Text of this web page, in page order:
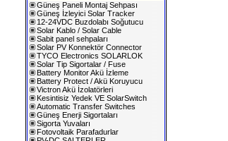
Güneş Paneli Montaj Sehpası
Güneş İzleyici Solar Tracker
12-24VDC Buzdolabı Soğutucu
Solar Kablo / Solar Cable
Sabit panel sehpaları
Solar PV Konnektör Connector
TYCO Electronics SOLARLOK
Solar Tip Sigortalar / Fuse
Battery Monitor Akü İzleme
Battery Protect / Akü Koruyucu
Victron Akü İzolatörleri
Kesintisiz Yedek VE SolarSwitch
Automatic Transfer Switches
Güneş Enerji Sigortaları
Sigorta Yuvaları
Fotovoltaik Parafadurlar